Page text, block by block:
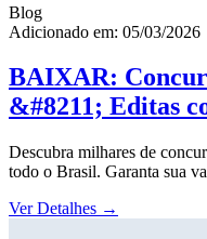
Blog
Adicionado em: 05/03/2026
BAIXAR:
&#8211; Editas
Descubra milhares de
todo o Brasil. Garanta sua
Ver Detalhes →